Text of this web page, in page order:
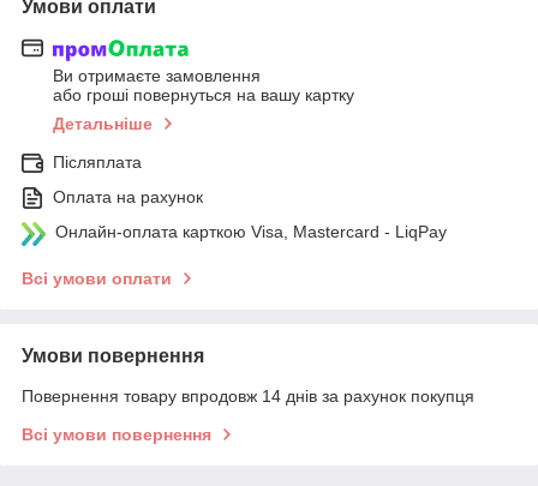
Умови оплати
Ви отримаєте замовлення
або гроші повернуться на вашу картку
Детальніше
Післяплата
Оплата на рахунок
Онлайн-оплата карткою Visa, Mastercard - LiqPay
Всі умови оплати
Умови повернення
Повернення товару впродовж 14 днів за рахунок покупця
Всі умови повернення